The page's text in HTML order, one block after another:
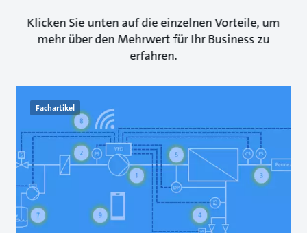
Klicken Sie unten auf die einzelnen Vorteile, um
mehr über den Mehrwert für Ihr Business zu
erfahren.
Fachartikel